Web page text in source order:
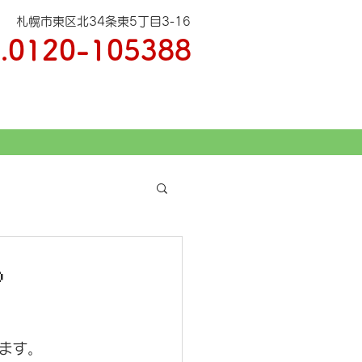
札幌市東区北34条東5丁目3-16
0120-105388
す。